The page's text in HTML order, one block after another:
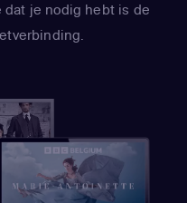
dat je nodig hebt is de